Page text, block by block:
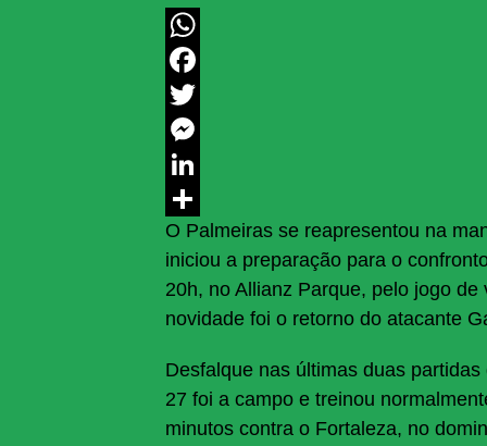
WhatsApp
Facebook
Twitter
Messenger
LinkedIn
Share
O Palmeiras se reapresentou na
iniciou a preparação para o
20h, no Allianz Parque, pelo jogo
novidade foi o retorno do atacante
Desfalque nas últimas duas
27 foi a campo e treinou
minutos contra o Fortaleza, no